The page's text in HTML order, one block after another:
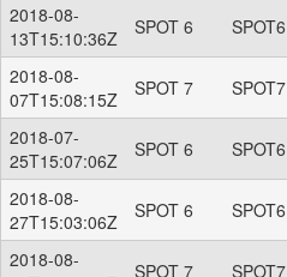
2018-08-
13T15:10:36Z
SPOT 6 SPOT6
2018-08-
07T15:08:15Z
SPOT 7 SPOT7
2018-07-
25T15:07:06Z
SPOT 6 SPOT6
2018-08-
27T15:03:06Z
SPOT 6 SPOT6
2018-08-
SPOT 7 SPOT7